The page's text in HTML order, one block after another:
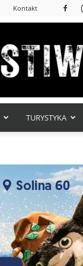
Kontakt
TURYSTYKA